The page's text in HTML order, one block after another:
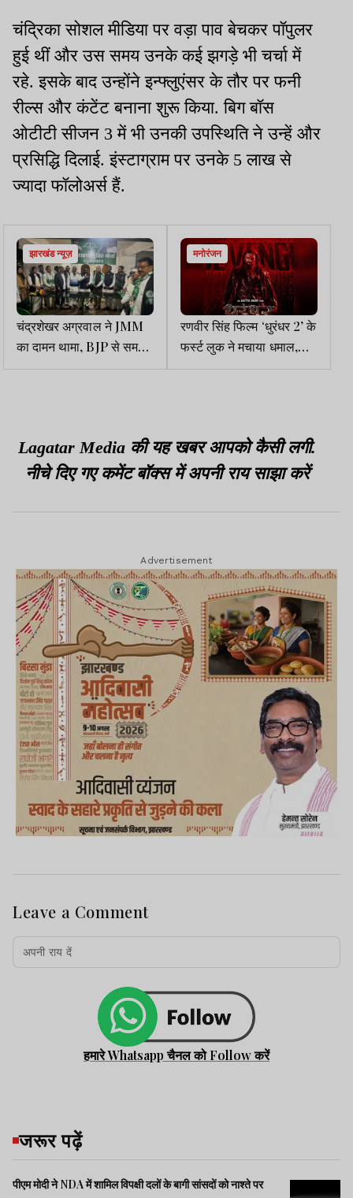
चंद्रिका सोशल मीडिया पर वड़ा पाव बेचकर पॉपुलर
हुई थीं और उस समय उनके कई झगड़े भी चर्चा में
रहे. इसके बाद उन्होंने इन्फ्लुएंसर के तौर पर फनी
रील्स और कंटेंट बनाना शुरू किया. बिग बॉस
ओटीटी सीजन 3 में भी उनकी उपस्थिति ने उन्हें और
प्रसिद्धि दिलाई. इंस्टाग्राम पर उनके 5 लाख से
ज्यादा फॉलोअर्स हैं.
झारखंड न्यूज़
चंद्रशेखर अग्रवाल ने JMM
का दामन थामा, BJP से समर्थन
न मिलने से नाराजगी
मनोरंजन
रणवीर सिंह फिल्म ‘धुरंधर 2’ के
फर्स्ट लुक ने मचाया धमाल,
आज होगा टीज़र रिलीज
Lagatar Media की यह खबर आपको कैसी लगी.
नीचे दिए गए कमेंट बॉक्स में अपनी राय साझा करें
Advertisement
Leave a Comment
हमारे Whatsapp चैनल को Follow करें
जरूर पढ़ें
पीएम मोदी ने NDA में शामिल विपक्षी दलों के बागी सांसदों को नाश्ते पर